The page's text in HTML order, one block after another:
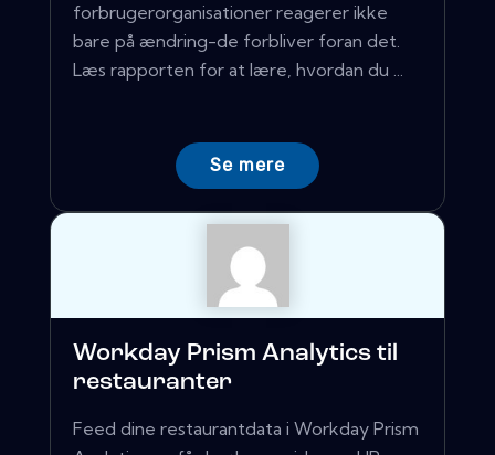
forbrugerorganisationer reagerer ikke
bare på ændring-de forbliver foran det.
Læs rapporten for at lære, hvordan du ...
Se mere
Workday Prism Analytics til
restauranter
Feed dine restaurantdata i Workday Prism